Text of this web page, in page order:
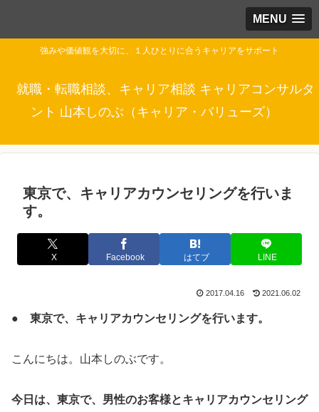
MENU
強みや価値観を大切に、１人ひとりに合うキャリアをサポート
就職・転職相談、キャリア相談 キャリアコンサルタ
ント 山本しのぶ（キャリア・バリューズ）
東京で、キャリアカウンセリングを行いま
す。
X Facebook はてブ LINE
2017.04.16 2021.06.02
● 東京で、キャリアカウンセリングを行います。
こんにちは。山本しのぶです。
今日は、東京で、男性のお客様とキャリアカウンセリング